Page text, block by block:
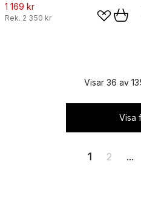
1 169 kr
Rek. 2 350 kr
Visar 36 av
Visa
1 2 ...